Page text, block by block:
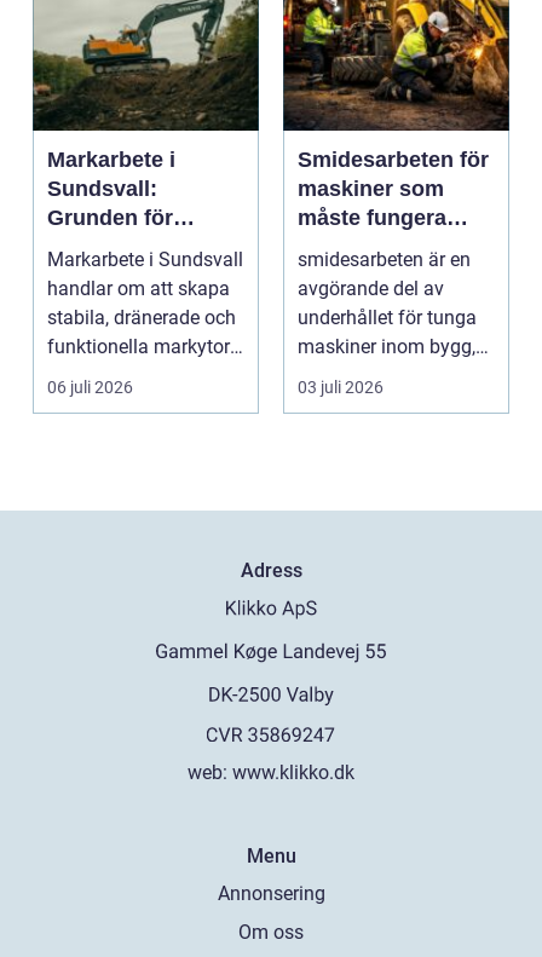
Markarbete i
Sundsvall:
Grunden för
hållbara hus,
vägar och tomter
Markarbete i Sundsvall
handlar om att skapa
stabila, dränerade och
funktionella markytor
som kl...
06 juli 2026
Smidesarbeten för
maskiner som
måste fungera
varje dag
smidesarbeten är en
avgörande del av
underhållet för tunga
maskiner inom bygg,
entreprenad, skog
och...
03 juli 2026
Adress
web: www.klikko.dk
Menu
Annonsering
Om oss